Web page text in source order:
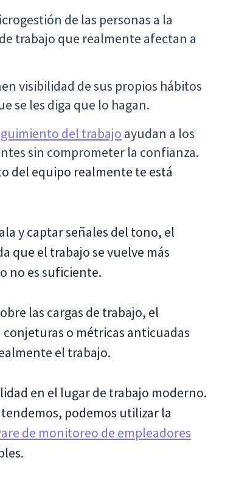
de las personas a la
trabajo que realmente afectan a
visibilidad de sus propios hábitos
se les diga que lo hagan.
del trabajo ayudan a los
sin comprometer la confianza.
del equipo realmente te está
y captar señales del tono, el
que el trabajo se vuelve más
no es suficiente.
las cargas de trabajo, el
o métricas anticuadas
el trabajo.
en el lugar de trabajo moderno.
podemos utilizar la
de monitoreo de empleadores